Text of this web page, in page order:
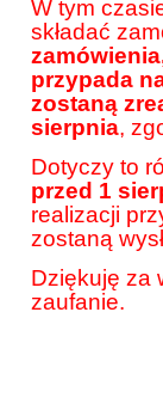
W tym
składać
przypada
zostaną
sierpnia,
Dotyczy to
przed 1
realizacji
zostaną
Dziękuję za
zaufanie.